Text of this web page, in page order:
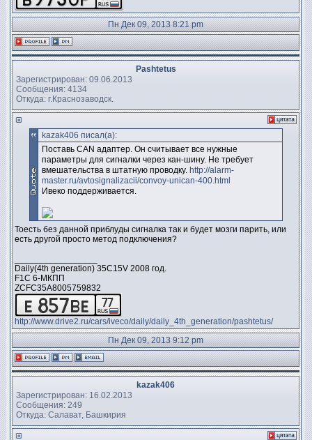
Пн Дек 09, 2013 8:21 pm
Pashtetus
Зарегистрирован: 09.06.2013
Сообщения: 4134
Откуда: г.Краснозаводск.
kazak406 писал(а):
Поставь CAN адаптер. Он считывает все нужные
параметры для сигналки через кан-шину. Не требует
вмешательства в штатную проводку. http://alarm-
master.ru/avtosignalizacii/convoy-unican-400.html
Ивеко поддерживается.
Тоесть без данной приблуды сигналка так и будет мозги парить, или
есть другой просто метод подключения?
Daily(4th generation) 35C15V 2008 год.
F1C 6-МКПП
ZCFC35A8005759832
http://www.drive2.ru/cars/iveco/daily/daily_4th_generation/pashtetus/
Пн Дек 09, 2013 9:12 pm
kazak406
Зарегистрирован: 16.02.2013
Сообщения: 249
Откуда: Салават, Башкирия